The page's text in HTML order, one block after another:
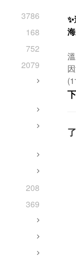
3786
168
752
2079
208
369